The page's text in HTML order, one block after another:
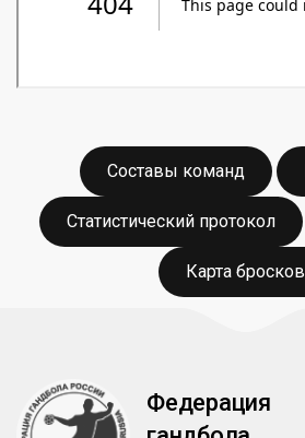
Составы команд
Статистический протокол
Карта бросков
Федерация